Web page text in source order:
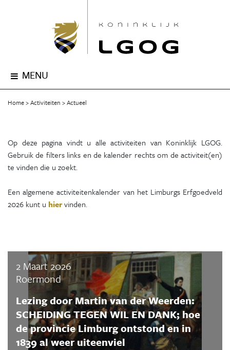
MENU
Home Activiteiten Actueel
Op deze pagina vindt u alle activiteiten van Koninklijk LGOG.
Gebruik de filters links en de kalender rechts om de activiteit(en)
te vinden die u zoekt.
Een algemene activiteitenkalender van het Limburgs Erfgoedveld
2026 kunt u hiervinden.
2 Maart 2026
Roermond
Lezing door Martin van der Weerden:
SCHEIDING TEGEN WIL EN DANK; hoe
de provincie Limburg ontstond en in
1839 al weer uiteenviel